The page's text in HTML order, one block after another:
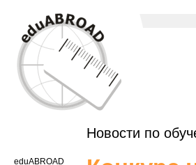
Новости по
eduABROAD